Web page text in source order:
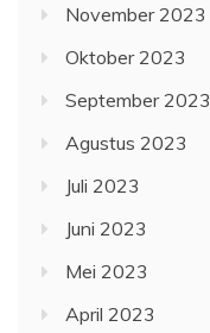
November 2023
Oktober 2023
September 2023
Agustus 2023
Juli 2023
Juni 2023
Mei 2023
April 2023